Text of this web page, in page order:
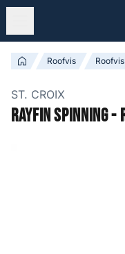
Roofvis
ST. CROIX
Rayfin Spinning -